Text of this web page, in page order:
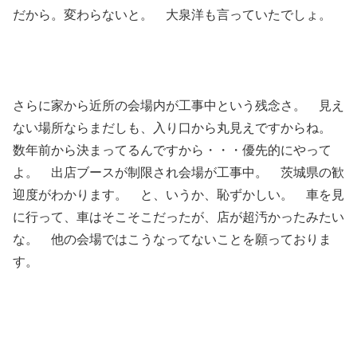
だから。変わらないと。 大泉洋も言っていたでしょ。
さらに家から近所の会場内が工事中という残念さ。 見え
ない場所ならまだしも、入り口から丸見えですからね。
数年前から決まってるんですから・・・優先的にやって
よ。 出店ブースが制限され会場が工事中。 茨城県の歓
迎度がわかります。 と、いうか、恥ずかしい。 車を見
に行って、車はそこそこだったが、店が超汚かったみたい
な。 他の会場ではこうなってないことを願っておりま
す。